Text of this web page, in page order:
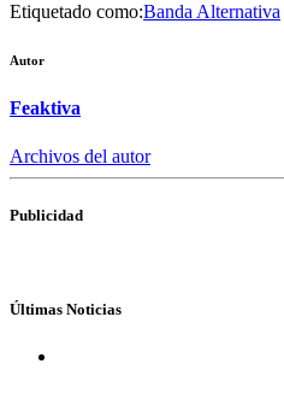
Etiquetado como:Banda Alternativa
Autor
Feaktiva
Archivos del autor
Publicidad
Últimas Noticias